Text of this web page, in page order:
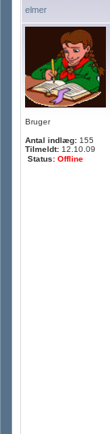
elmer
Bruger
Antal indlæg: 155
Tilmeldt: 12.10.09
Status: Offline